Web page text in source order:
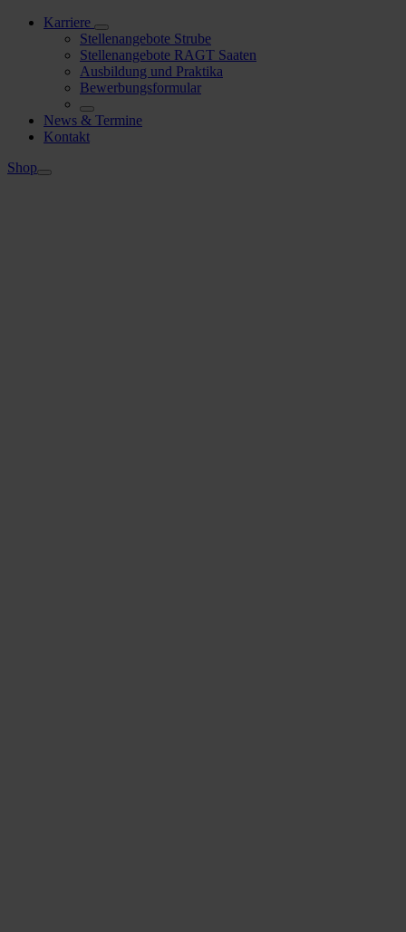
Karriere
Stellenangebote Strube
Stellenangebote RAGT Saaten
Ausbildung und Praktika
Bewerbungsformular
News & Termine
Kontakt
Shop